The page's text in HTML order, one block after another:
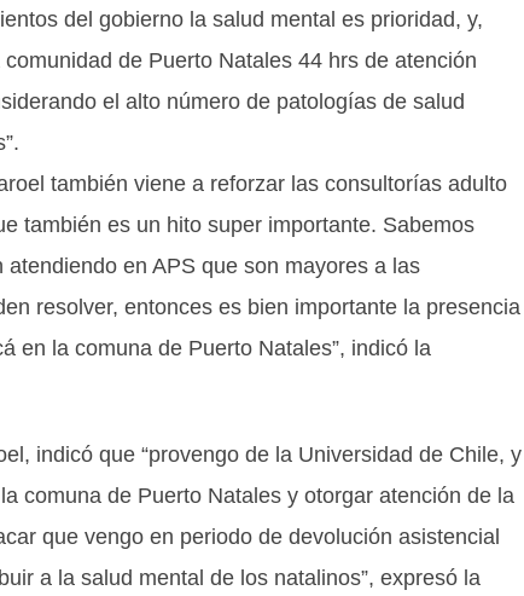
del gobierno la salud mental es prioridad, y,
de Puerto Natales 44 hrs de atención
el alto número de patologías de salud
también viene a reforzar las consultorías adulto
también es un hito super importante. Sabemos
en APS que son mayores a las
resolver, entonces es bien importante la presencia
en la comuna de Puerto Natales”, indicó la
indicó que “provengo de la Universidad de Chile, y
comuna de Puerto Natales y otorgar atención de la
que vengo en periodo de devolución asistencial
a la salud mental de los natalinos”, expresó la